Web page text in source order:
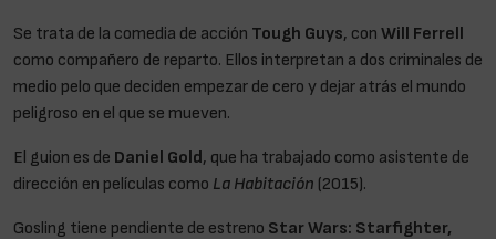
Se trata de la comedia de acción Tough Guys, con Will Ferrell
como compañero de reparto. Ellos interpretan a dos criminales de
medio pelo que deciden empezar de cero y dejar atrás el mundo
peligroso en el que se mueven.
El guion es de Daniel Gold , que ha trabajado como asistente de
dirección en películas como La Habitación (2015).
Gosling tiene pendiente de estreno Star Wars: Starfighter,